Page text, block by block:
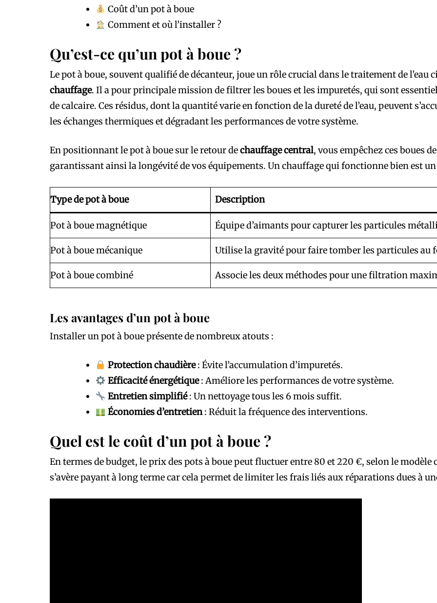
Coût d’un pot à boue
Comment et où l’installer ?
Qu’est-ce qu’un pot à boue ?
Le pot à boue, souvent qualifié de décanteur, joue un rôle crucial dans le traitement de
chauffage. Il a pour principale mission de filtrer les boues et les impuretés, qui sont
de calcaire. Ces résidus, dont la quantité varie en fonction de la dureté de l’eau, peuvent
les échanges thermiques et dégradant les performances de votre système.
En positionnant le pot à boue sur le retour dechauffage central, vous empêchez ces boues
garantissant ainsi la longévité de vos équipements. Un chauffage qui fonctionne bien est
Type de pot à boue Description
Pot à boue magnétique Équipe d’aimants pour capturer les particules
Pot à boue mécanique Utilise la gravité pour faire tomber les particules au
Pot à boue combiné Associe les deux méthodes pour une filtration
Les avantages d’un pot à boue
Installer un pot à boue présente de nombreux atouts :
Protection chaudière: Évite l’accumulation d’impuretés.
Efficacité énergétique: Améliore les performances de votre système.
Entretien simplifié: Un nettoyage tous les 6 mois suffit.
Économies d’entretien: Réduit la fréquence des interventions.
Quel est le coût d’un pot à boue ?
En termes de budget, le prix des pots à boue peut fluctuer entre 80 et 220 €, selon le
s’avère payant à long terme car cela permet de limiter les frais liés aux réparations dues à